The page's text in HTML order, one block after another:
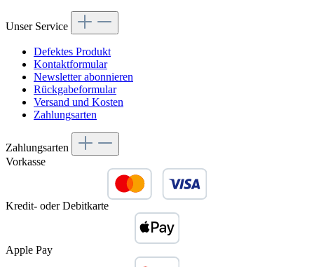
Unser Service
Defektes Produkt
Kontaktformular
Newsletter abonnieren
Rückgabeformular
Versand und Kosten
Zahlungsarten
Zahlungsarten
Vorkasse
Kredit- oder Debitkarte
Apple Pay